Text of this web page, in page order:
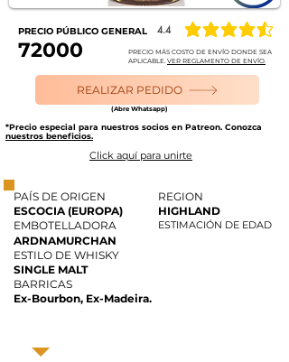
PRECIO PÚBLICO GENERAL 4.4 la calificación
72000
PRECIO MÁS COSTO DE ENVÍO DONDE SEA
APLICABLE. VER REGLAMENTO DE ENVÍO.
REALIZAR PEDIDO
(Abre Whatsapp)
*Precio especial para nuestros socios en Patreon. Conozca
nuestros beneficios.
Click aquí para unirte
PAÍS DE ORIGEN
ESCOCIA (EUROPA)
EMBOTELLADORA
ARDNAMURCHAN
REGION
HIGHLAND
ESTIMACIÓN DE EDAD
ESTILO DE WHISKY
SINGLE MALT
BARRICAS
Ex-Bourbon, Ex-Madeira.